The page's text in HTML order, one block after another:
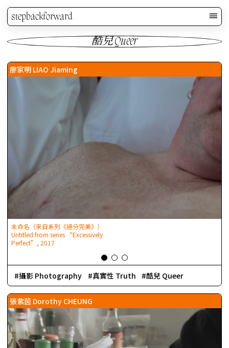
stepbackforward
酷兒 Queer
廖家明 LIAO Jiaming
未命名（来自系列《過分完美》）
Untitled from series “Excessively
Perfect”, 2017
攝影 Photography 真實性 Truth 酷兒 Queer
張紫茵 Dorothy CHEUNG